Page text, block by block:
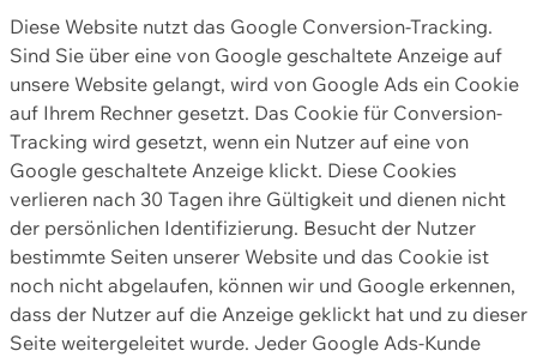
Diese Website nutzt das Google Conversion-Tracking.
Sind Sie über eine von Google geschaltete Anzeige auf
unsere Website gelangt, wird von Google Ads ein Cookie
auf Ihrem Rechner gesetzt. Das Cookie für Conversion-
Tracking wird gesetzt, wenn ein Nutzer auf eine von
Google geschaltete Anzeige klickt. Diese Cookies
verlieren nach 30 Tagen ihre Gültigkeit und dienen nicht
der persönlichen Identifizierung. Besucht der Nutzer
bestimmte Seiten unserer Website und das Cookie ist
noch nicht abgelaufen, können wir und Google erkennen,
dass der Nutzer auf die Anzeige geklickt hat und zu dieser
Seite weitergeleitet wurde. Jeder Google Ads-Kunde